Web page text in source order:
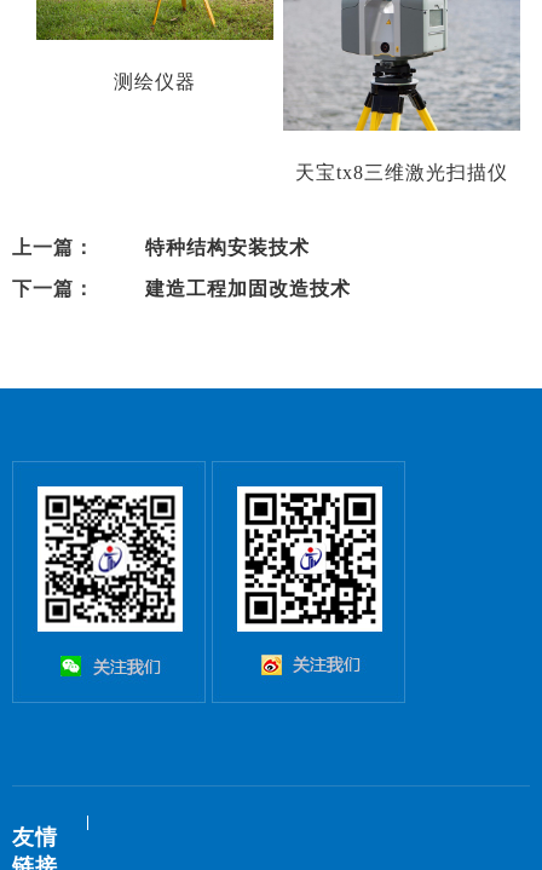
测绘仪器
天宝tx8三维激光扫描仪
上一篇：
特种结构安装技术
下一篇：
建造工程加固改造技术
友情